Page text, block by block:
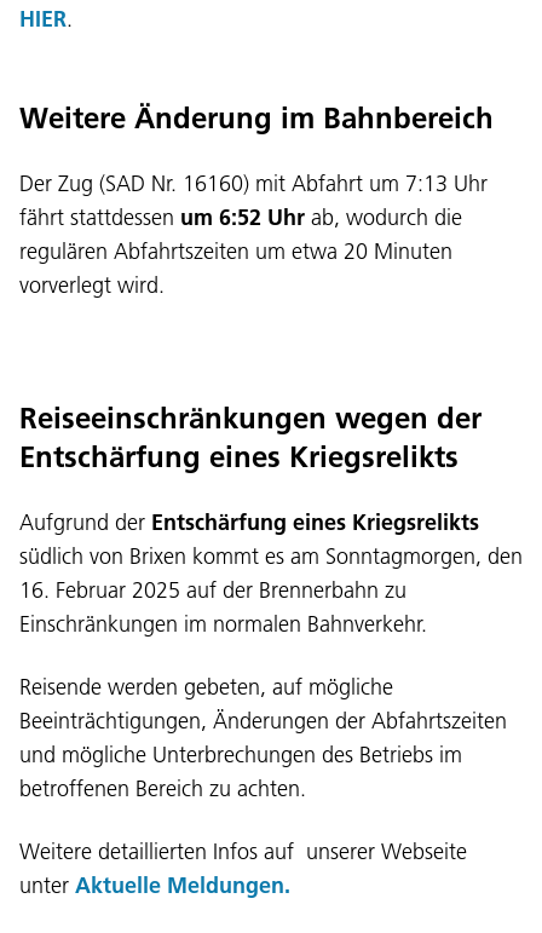
Lingaz:
DEU
ITA LAD ENG
Service Desk:+39 0471 220880
Impressum
Privacy e Cookie Policy
Cundizions de nuzeda Reclamaziuns
Jobs
HIER.
Weitere Änderung im Bahnbereich
Der Zug (SAD Nr. 16160) mit Abfahrt um 7:13 Uhr
fährt stattdessen um 6:52 Uhr ab, wodurch die
regulären Abfahrtszeiten um etwa 20 Minuten
vorverlegt wird.
Reiseeinschränkungen wegen der
Entschärfung eines Kriegsrelikts
Aufgrund der Entschärfung eines Kriegsrelikts
südlich von Brixen kommt es am Sonntagmorgen, den
16. Februar 2025 auf der Brennerbahn zu
Einschränkungen im normalen Bahnverkehr.
Reisende werden gebeten, auf mögliche
Beeinträchtigungen, Änderungen der Abfahrtszeiten
und mögliche Unterbrechungen des Betriebs im
betroffenen Bereich zu achten.
Weitere detaillierten Infos auf unserer Webseite
unter Aktuelle Meldungen.